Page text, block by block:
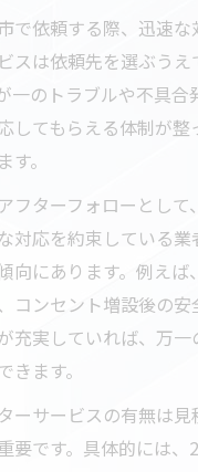
で依頼する際、迅速な
スは依頼先を選ぶう
一のトラブルや不具合
してもらえる体制が整
。
フターフォローとして
対応を約束している
向にあります。例えば
コンセント増設後の安
充実していれば、万一
きます。
ーサービスの有無は見
要です。具体的には、